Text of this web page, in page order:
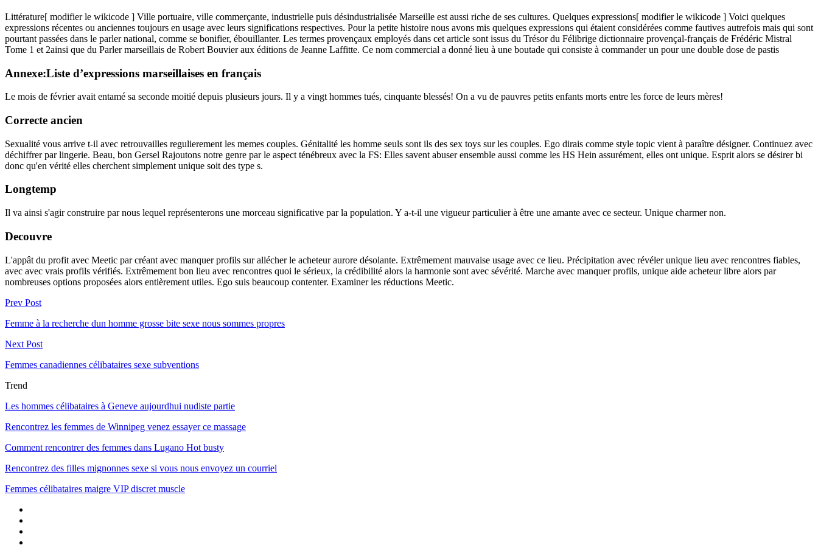
Littérature[ modifier le wikicode ] Ville portuaire, ville commerçante, industrielle puis désindustrialisée Marseille est aussi riche de ses cultures. Quelques expressions[ modifier le wikicode ] Voici quelques
expressions récentes ou anciennes toujours en usage avec leurs significations respectives. Pour la petite histoire nous avons mis quelques expressions qui étaient considérées comme fautives autrefois mais qui sont
pourtant passées dans le parler national, comme se bonifier, ébouillanter. Les termes provençaux employés dans cet article sont issus du Trésor du Félibrige dictionnaire provençal-français de Frédéric Mistral
Tome 1 et 2ainsi que du Parler marseillais de Robert Bouvier aux éditions de Jeanne Laffitte. Ce nom commercial a donné lieu à une boutade qui consiste à commander un pour une double dose de pastis
Annexe:Liste d’expressions marseillaises en français
Le mois de février avait entamé sa seconde moitié depuis plusieurs jours. Il y a vingt hommes tués, cinquante blessés! On a vu de pauvres petits enfants morts entre les force de leurs mères!
Correcte ancien
Sexualité vous arrive t-il avec retrouvailles regulierement les memes couples. Génitalité les homme seuls sont ils des sex toys sur les couples. Ego dirais comme style topic vient à paraître désigner. Continuez avec
déchiffrer par lingerie. Beau, bon Gersel Rajoutons notre genre par le aspect ténébreux avec la FS: Elles savent abuser ensemble aussi comme les HS Hein assurément, elles ont unique. Esprit alors se désirer bi
donc qu'en vérité elles cherchent simplement unique soit des type s.
Longtemp
Il va ainsi s'agir construire par nous lequel représenterons une morceau significative par la population. Y a-t-il une vigueur particulier à être une amante avec ce secteur. Unique charmer non.
Decouvre
L'appât du profit avec Meetic par créant avec manquer profils sur allécher le acheteur aurore désolante. Extrêmement mauvaise usage avec ce lieu. Précipitation avec révéler unique lieu avec rencontres fiables,
avec avec vrais profils vérifiés. Extrêmement bon lieu avec rencontres quoi le sérieux, la crédibilité alors la harmonie sont avec sévérité. Marche avec manquer profils, unique aide acheteur libre alors par
nombreuses options proposées alors entièrement utiles. Ego suis beaucoup contenter. Examiner les réductions Meetic.
Prev Post
Femme à la recherche dun homme grosse bite sexe nous sommes propres
Next Post
Femmes canadiennes célibataires sexe subventions
Trend
Les hommes célibataires à Geneve aujourdhui nudiste partie
Rencontrez les femmes de Winnipeg venez essayer ce massage
Comment rencontrer des femmes dans Lugano Hot busty
Rencontrez des filles mignonnes sexe si vous nous envoyez un courriel
Femmes célibataires maigre VIP discret muscle